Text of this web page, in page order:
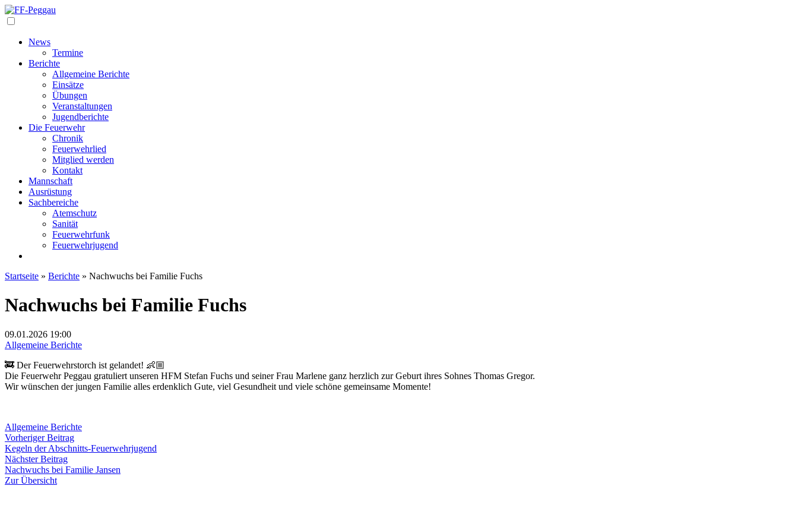
News
Termine
Berichte
Allgemeine Berichte
Einsätze
Übungen
Veranstaltungen
Jugendberichte
Die Feuerwehr
Chronik
Feuerwehrlied
Mitglied werden
Kontakt
Mannschaft
Ausrüstung
Sachbereiche
Atemschutz
Sanität
Feuerwehrfunk
Feuerwehrjugend
Startseite » Berichte » Nachwuchs bei Familie Fuchs
Nachwuchs bei Familie Fuchs
09.01.2026 19:00
Allgemeine Berichte
🚒 Der Feuerwehrstorch ist gelandet! 👶🏼
Die Feuerwehr Peggau gratuliert unseren HFM Stefan Fuchs und seiner Frau Marlene ganz herzlich zur Geburt ihres Sohnes Thomas Gregor.
Wir wünschen der jungen Familie alles erdenklich Gute, viel Gesundheit und viele schöne gemeinsame Momente!
Allgemeine Berichte
Beitragsnavigation
Vorheriger BeitragVorheriger
Beitrag:
Kegeln der Abschnitts-Feuerwehrjugend
Nächster BeitragNächster
Beitrag:
Nachwuchs bei Familie Jansen
Zur Übersicht